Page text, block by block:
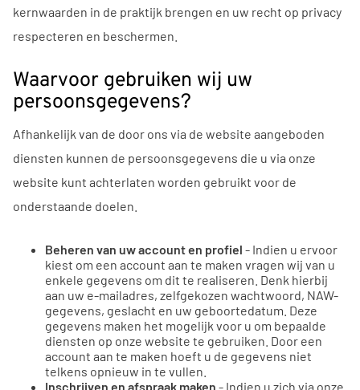
kernwaarden in de praktijk brengen en uw recht op privacy
respecteren en beschermen.
Waarvoor gebruiken wij uw
persoonsgegevens?
Afhankelijk van de door ons via de website aangeboden
diensten kunnen de persoonsgegevens die u via onze
website kunt achterlaten worden gebruikt voor de
onderstaande doelen.
Beheren van uw account en profiel - Indien u ervoor
kiest om een account aan te maken vragen wij van u
enkele gegevens om dit te realiseren. Denk hierbij
aan uw e-mailadres, zelfgekozen wachtwoord, NAW-
gegevens, geslacht en uw geboortedatum. Deze
gegevens maken het mogelijk voor u om bepaalde
diensten op onze website te gebruiken. Door een
account aan te maken hoeft u de gegevens niet
telkens opnieuw in te vullen.
Inschrijven en afspraak maken - Indien u zich via onze